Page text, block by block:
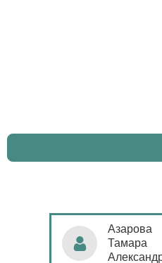
Азарова
Тамара
Александровна